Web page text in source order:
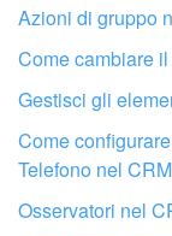
Non mi
Azioni di gruppo
Come cambiare
Gestisci gli
Come
Telefono nel CRM
Osservatori nel